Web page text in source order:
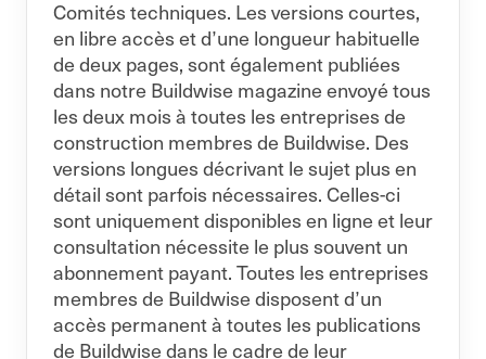
Comités techniques. Les versions courtes,
en libre accès et d’une longueur habituelle
de deux pages, sont également publiées
dans notre Buildwise magazine envoyé tous
les deux mois à toutes les entreprises de
construction membres de Buildwise. Des
versions longues décrivant le sujet plus en
détail sont parfois nécessaires. Celles-ci
sont uniquement disponibles en ligne et leur
consultation nécessite le plus souvent un
abonnement payant. Toutes les entreprises
membres de Buildwise disposent d’un
accès permanent à toutes les publications
de Buildwise dans le cadre de leur